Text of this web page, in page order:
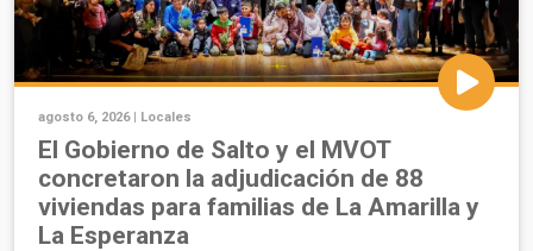
agosto 6, 2026 | Locales
El Gobierno de Salto y el MVOT
concretaron la adjudicación de 88
viviendas para familias de La Amarilla y
La Esperanza